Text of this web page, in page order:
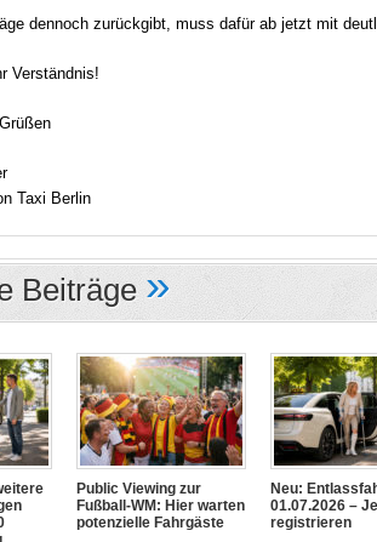
dennoch zurückgibt, muss dafür ab jetzt mit
Verständnis!
Taxi Berlin
Beiträge »
Public Viewing zur
Fußball-WM: Hier warten
potenzielle Fahrgäste
Neu:
01.07.2026 –
registrieren